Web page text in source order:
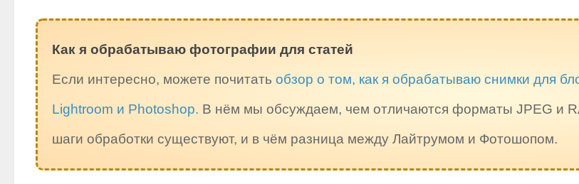
Как я обрабатываю фотографии для статей
Если интересно, можете почитать обзор о том, как я обрабатываю снимки для
Lightroom и Photoshop. В нём мы обсуждаем, чем отличаются форматы JPEG и
шаги обработки существуют, и в чём разница между Лайтрумом и Фотошопом.